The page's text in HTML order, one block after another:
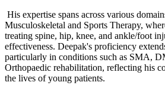
His expertise spans across various
Musculoskeletal and Sports Therapy,
treating spine, hip, knee, and ankle/foot
effectiveness. Deepak's proficiency
particularly in conditions such as SMA,
Orthopaedic rehabilitation, reflecting his
the lives of young patients.